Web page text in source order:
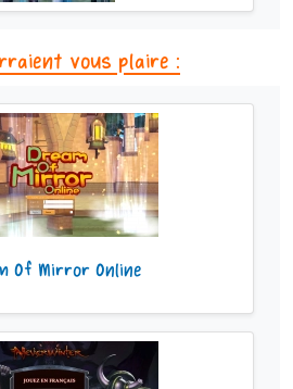
vous plaire :
Of Mirror Online